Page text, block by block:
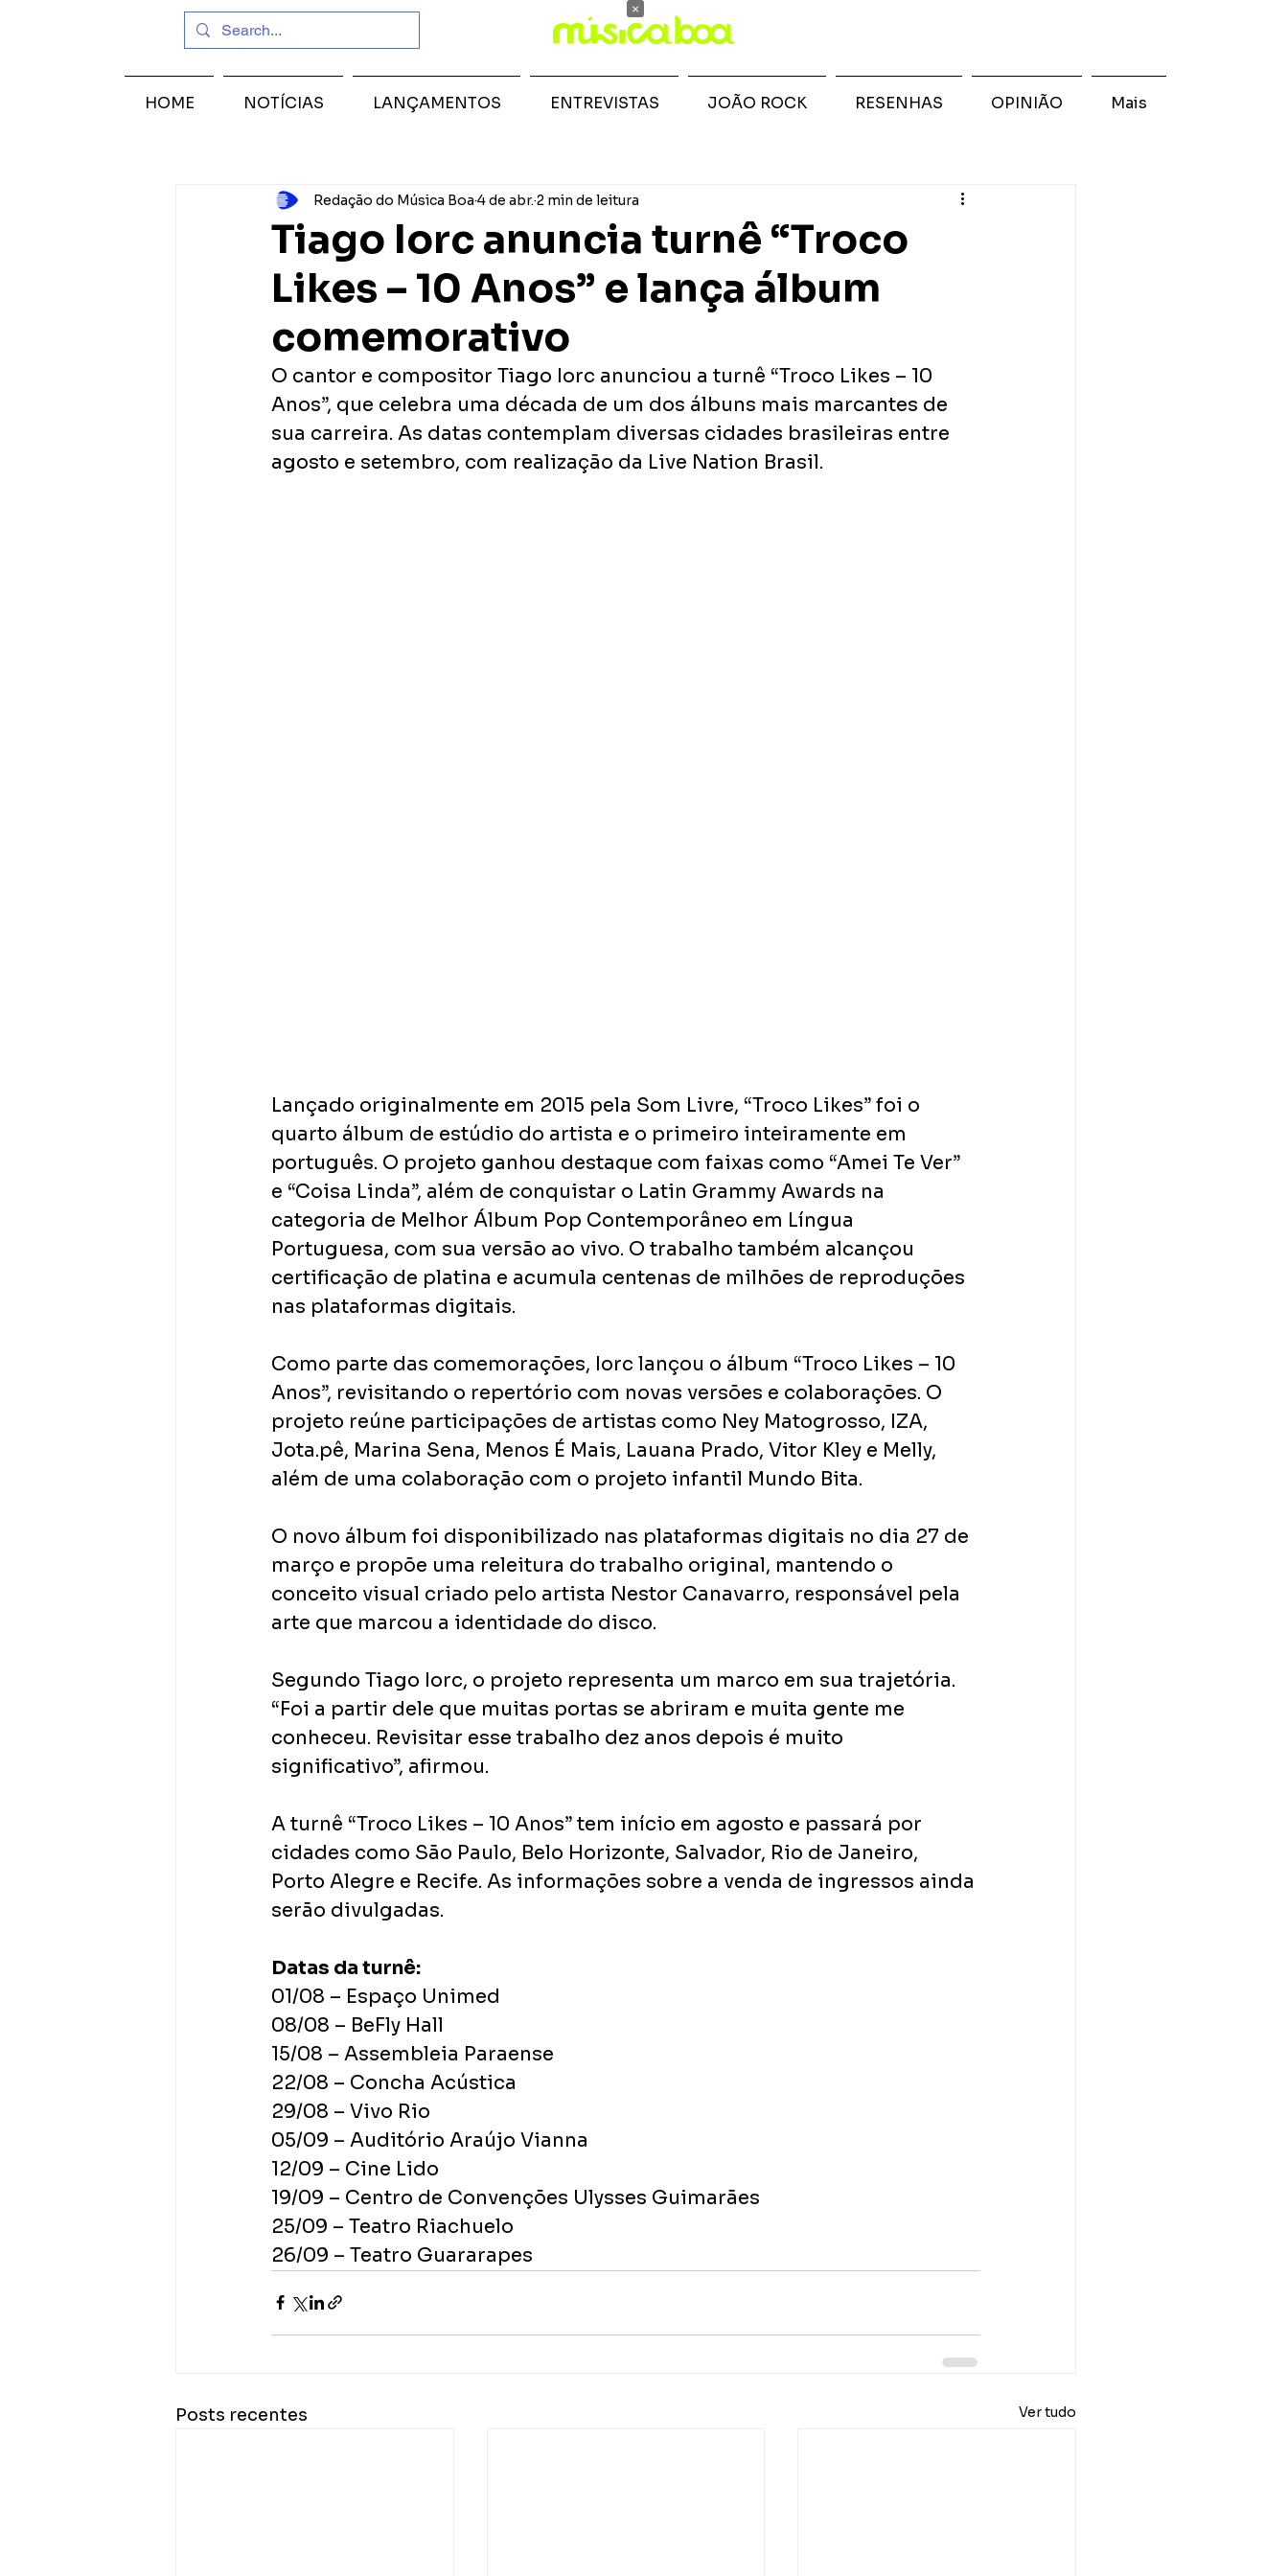
Tiago Iorc anuncia turnê “Troco
Likes – 10 Anos” e lança álbum
comemorativo
Redação do Música Boa 4 de abr. 2 min de leitura
O cantor e compositor Tiago Iorc anunciou a turnê “Troco Likes – 10
Anos”, que celebra uma década de um dos álbuns mais marcantes de
sua carreira. As datas contemplam diversas cidades brasileiras entre
agosto e setembro, com realização da Live Nation Brasil.
Lançado originalmente em 2015 pela Som Livre, “Troco Likes” foi o
quarto álbum de estúdio do artista e o primeiro inteiramente em
português. O projeto ganhou destaque com faixas como “Amei Te Ver”
e “Coisa Linda”, além de conquistar o Latin Grammy Awards na
categoria de Melhor Álbum Pop Contemporâneo em Língua
Portuguesa, com sua versão ao vivo. O trabalho também alcançou
certificação de platina e acumula centenas de milhões de reproduções
nas plataformas digitais.
Como parte das comemorações, Iorc lançou o álbum “Troco Likes – 10
Anos”, revisitando o repertório com novas versões e colaborações. O
projeto reúne participações de artistas como Ney Matogrosso, IZA,
Jota.pê, Marina Sena, Menos É Mais, Lauana Prado, Vitor Kley e Melly,
além de uma colaboração com o projeto infantil Mundo Bita.
O novo álbum foi disponibilizado nas plataformas digitais no dia 27 de
março e propõe uma releitura do trabalho original, mantendo o
conceito visual criado pelo artista Nestor Canavarro, responsável pela
arte que marcou a identidade do disco.
Segundo Tiago Iorc, o projeto representa um marco em sua trajetória.
“Foi a partir dele que muitas portas se abriram e muita gente me
conheceu. Revisitar esse trabalho dez anos depois é muito
significativo”, afirmou.
A turnê “Troco Likes – 10 Anos” tem início em agosto e passará por
cidades como São Paulo, Belo Horizonte, Salvador, Rio de Janeiro,
Porto Alegre e Recife. As informações sobre a venda de ingressos ainda
serão divulgadas.
Datas da turnê:
01/08 – Espaço Unimed
08/08 – BeFly Hall
15/08 – Assembleia Paraense
22/08 – Concha Acústica
29/08 – Vivo Rio
05/09 – Auditório Araújo Vianna
12/09 – Cine Lido
19/09 – Centro de Convenções Ulysses Guimarães
25/09 – Teatro Riachuelo
26/09 – Teatro Guararapes
Posts recentes Ver tudo
HOME NOTÍCIAS LANÇAMENTOS ENTREVISTAS JOÃO ROCK RESENHAS OPINIÃO Mais
×